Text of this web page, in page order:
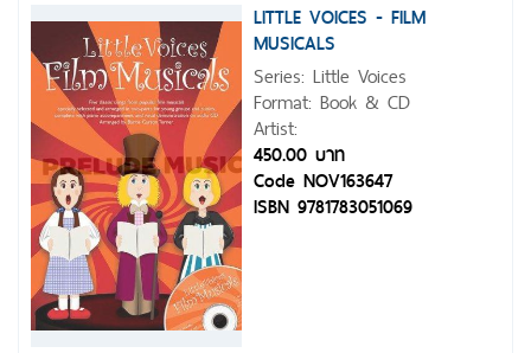
LITTLE VOICES - FILM
MUSICALS
Series: Little Voices
Format: Book & CD
Artist:
450.00 บาท
Code NOV163647
ISBN 9781783051069